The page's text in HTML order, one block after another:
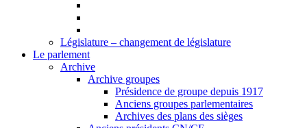
Législature – changement de législature
Le parlement
Archive
Archive groupes
Présidence de groupe depuis 1917
Anciens groupes parlementaires
Archives des plans des sièges